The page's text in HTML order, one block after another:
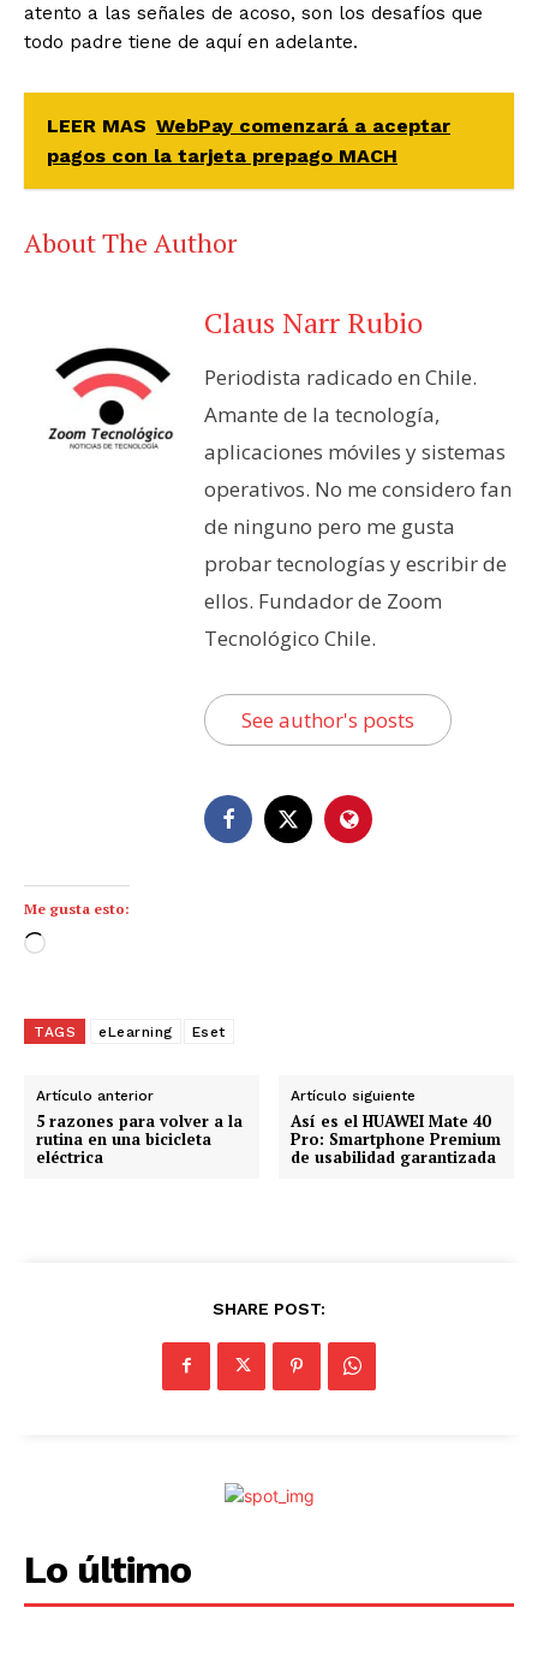
atento a las señales de acoso, son los desafíos que
todo padre tiene de aquí en adelante.
LEER MAS WebPay comenzará a aceptar
pagos con la tarjeta prepago MACH
About The Author
Claus Narr Rubio
Periodista radicado en Chile.
Amante de la tecnología,
aplicaciones móviles y sistemas
operativos. No me considero fan
de ninguno pero me gusta
probar tecnologías y escribir de
ellos. Fundador de Zoom
Tecnológico Chile.
See author's posts
Me gusta esto:
C
g
n
d
o
TAGS eLearning Eset
Artículo anterior
5 razones para volver a la
rutina en una bicicleta
eléctrica
Artículo siguiente
Así es el HUAWEI Mate 40
Pro: Smartphone Premium
de usabilidad garantizada
SHARE POST:
Lo último